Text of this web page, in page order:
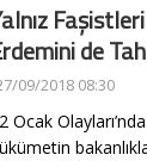
de
09/2018 08:30
Ocak